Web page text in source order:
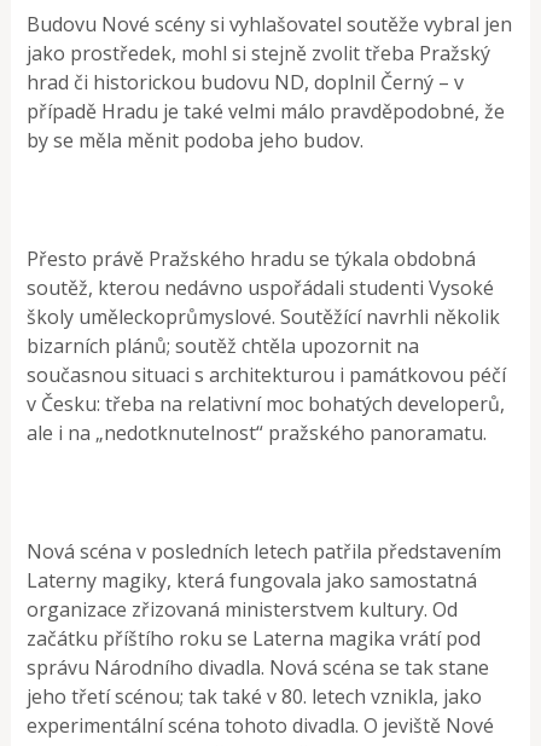
Budovu Nové scény si vyhlašovatel soutěže vybral jen
jako prostředek, mohl si stejně zvolit třeba Pražský
hrad či historickou budovu ND, doplnil Černý – v
případě Hradu je také velmi málo pravděpodobné, že
by se měla měnit podoba jeho budov.
Přesto právě Pražského hradu se týkala obdobná
soutěž, kterou nedávno uspořádali studenti Vysoké
školy uměleckoprůmyslové. Soutěžící navrhli několik
bizarních plánů; soutěž chtěla upozornit na
současnou situaci s architekturou i památkovou péčí
v Česku: třeba na relativní moc bohatých developerů,
ale i na „nedotknutelnost“ pražského panoramatu.
Nová scéna v posledních letech patřila představením
Laterny magiky, která fungovala jako samostatná
organizace zřizovaná ministerstvem kultury. Od
začátku příštího roku se Laterna magika vrátí pod
správu Národního divadla. Nová scéna se tak stane
jeho třetí scénou; tak také v 80. letech vznikla, jako
experimentální scéna tohoto divadla. O jeviště Nové